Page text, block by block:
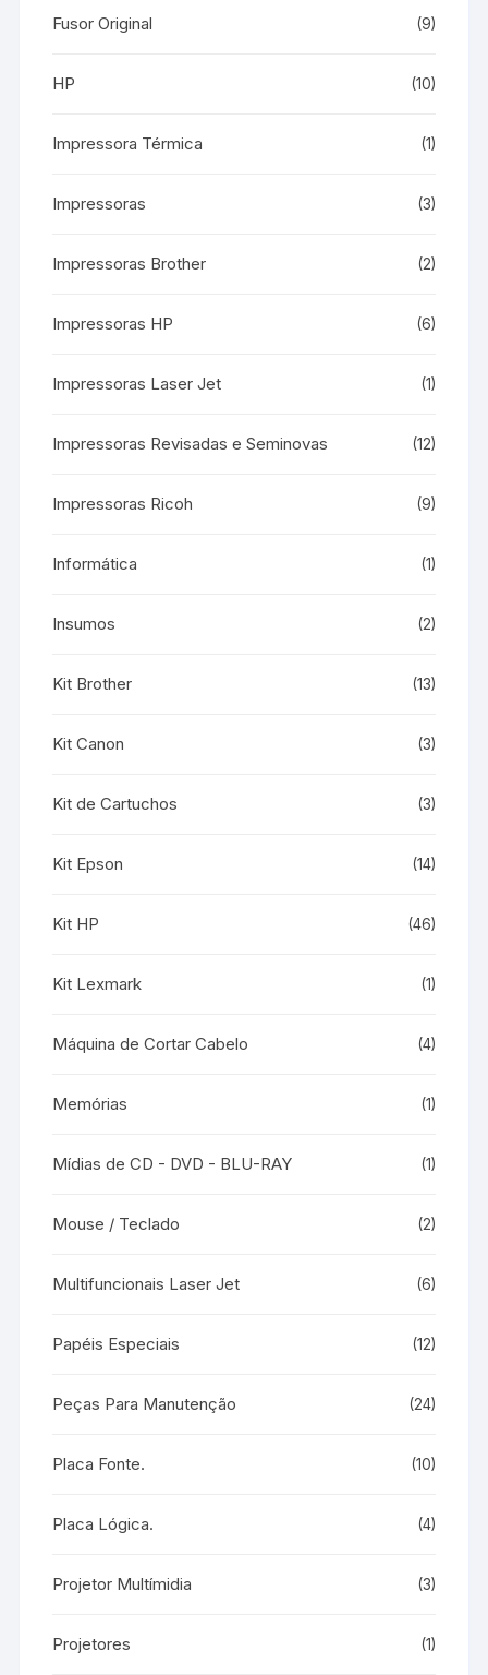
Fusor Original (9)
HP (10)
Impressora Térmica (1)
Impressoras (3)
Impressoras Brother (2)
Impressoras HP (6)
Impressoras Laser Jet (1)
Impressoras Revisadas e Seminovas (12)
Impressoras Ricoh (9)
Informática (1)
Insumos (2)
Kit Brother (13)
Kit Canon (3)
Kit de Cartuchos (3)
Kit Epson (14)
Kit HP (46)
Kit Lexmark (1)
Máquina de Cortar Cabelo (4)
Memórias (1)
Mídias de CD - DVD - BLU-RAY (1)
Mouse / Teclado (2)
Multifuncionais Laser Jet (6)
Papéis Especiais (12)
Peças Para Manutenção (24)
Placa Fonte. (10)
Placa Lógica. (4)
Projetor Multímidia (3)
Projetores (1)